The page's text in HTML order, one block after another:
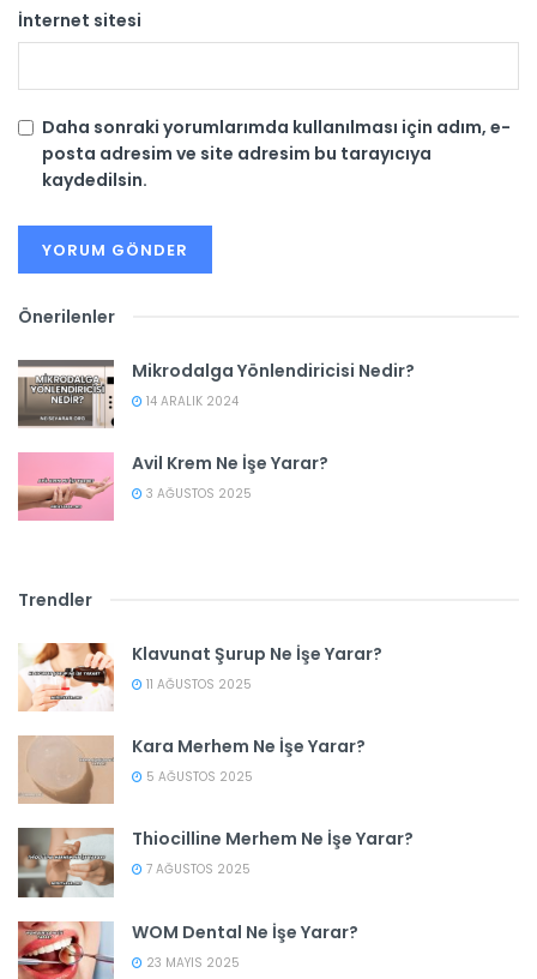
İnternet sitesi
Daha sonraki yorumlarımda kullanılması için adım, e-
posta adresim ve site adresim bu tarayıcıya
kaydedilsin.
Önerilenler
Mikrodalga Yönlendiricisi Nedir?
14 ARALIK 2024
Avil Krem Ne İşe Yarar?
3 AĞUSTOS 2025
Trendler
Klavunat Şurup Ne İşe Yarar?
11 AĞUSTOS 2025
Kara Merhem Ne İşe Yarar?
5 AĞUSTOS 2025
Thiocilline Merhem Ne İşe Yarar?
7 AĞUSTOS 2025
WOM Dental Ne İşe Yarar?
23 MAYIS 2025